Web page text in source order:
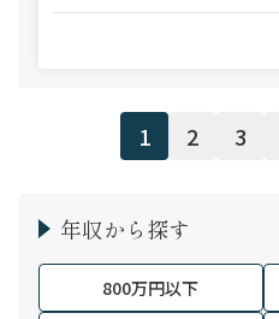
1 2 3
年収から探す
800万円以下